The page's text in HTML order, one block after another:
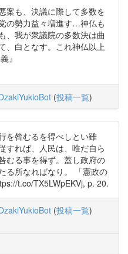
案も、決議に際して多数を
の勢力益々増進す…神仏も
、我が衆議院の多数決は曲
、白となす。これ神仏以上
』
(投稿一覧)
を咎むるを得べしとい雖
すれば、人民は、唯だ自ら
むる事を得ず。蓋し政府の
る所なればなり。 「憲政の
t.co/TX5LWpEKVj, p. 20.
(投稿一覧)